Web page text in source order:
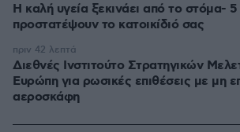
Η καλή υγεία ξεκινάει από το στόμα-
προστατέψουν το κατοικίδιό σας
Διεθνές Ινστιτούτο Στρατηγικών
Ευρώπη για ρωσικές επιθέσεις με μη
αεροσκάφη
πριν 42 λεπτά